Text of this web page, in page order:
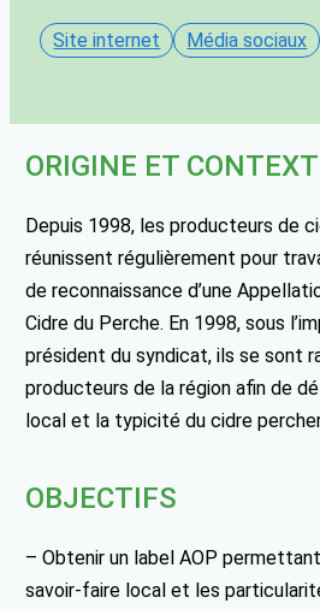
Site internet Média sociaux
ORIGINE ET
Depuis 1998, les producteurs de
réunissent régulièrement pour
de reconnaissance d’une
Cidre du Perche. En 1998, sous
président du syndicat, ils se sont
producteurs de la région afin de
local et la typicité du cidre
OBJECTIFS
– Obtenir un label AOP
savoir-faire local et les